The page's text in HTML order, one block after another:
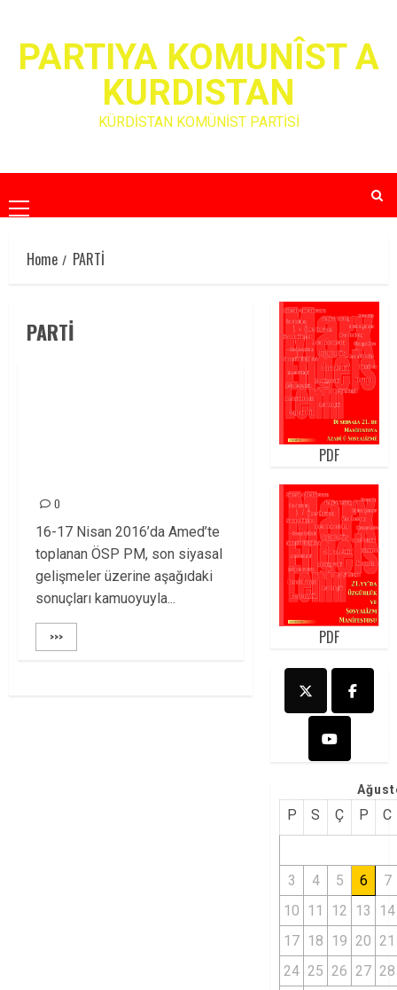
contentPARTIYA KOMUNÎST A
KURDISTAN
KÜRDİSTAN KOMÜNİST PARTİSİ
Primary
Menu
Home
PARTİ
PARTİ
0
16-17 Nisan 2016’da Amed’te
toplanan ÖSP PM, son siyasal
gelişmeler üzerine aşağıdaki
sonuçları kamuoyuyla...
>>>
PDF
PDF
P S Ç P C
3 4 5 6
7
10 11 12 13
14
17 18 19 20 21
24 25 26 27 28